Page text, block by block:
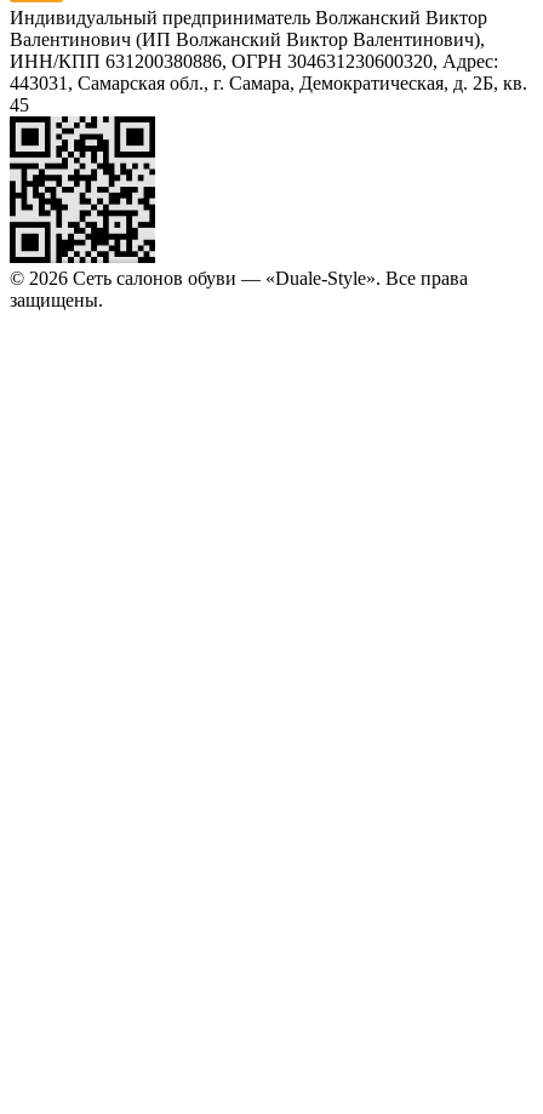
Индивидуальный предприниматель Волжанский Виктор
Валентинович (ИП Волжанский Виктор Валентинович),
ИНН/КПП 631200380886, ОГРН 304631230600320, Адрес:
443031, Самарская обл., г. Самара, Демократическая, д. 2Б, кв.
45
© 2026 Сеть салонов обуви — «Duale-Style». Все права
защищены.